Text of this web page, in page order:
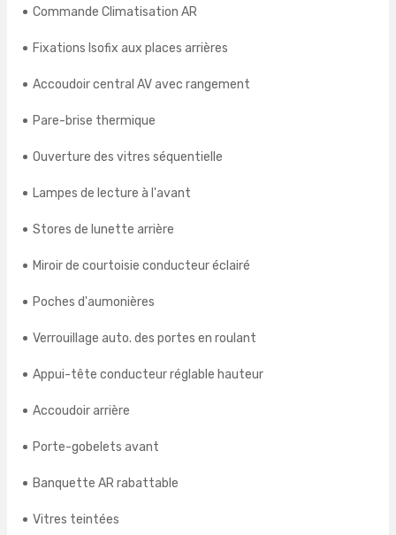
Commande Climatisation AR
Fixations Isofix aux places arrières
Accoudoir central AV avec rangement
Pare-brise thermique
Ouverture des vitres séquentielle
Lampes de lecture à l'avant
Stores de lunette arrière
Miroir de courtoisie conducteur éclairé
Poches d'aumonières
Verrouillage auto. des portes en roulant
Appui-tête conducteur réglable hauteur
Accoudoir arrière
Porte-gobelets avant
Banquette AR rabattable
Vitres teintées